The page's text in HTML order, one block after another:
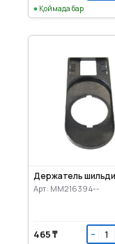
Қоймада бар
Держатель
Арт: MM216394--
465 ₸ −